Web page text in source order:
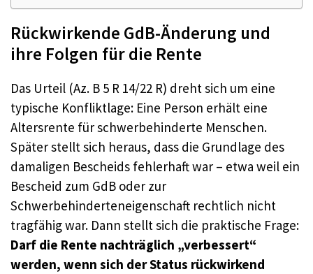
Rückwirkende GdB-Änderung und
ihre Folgen für die Rente
Das Urteil (Az. B 5 R 14/22 R) dreht sich um eine
typische Konfliktlage: Eine Person erhält eine
Altersrente für schwerbehinderte Menschen.
Später stellt sich heraus, dass die Grundlage des
damaligen Bescheids fehlerhaft war – etwa weil ein
Bescheid zum GdB oder zur
Schwerbehinderteneigenschaft rechtlich nicht
tragfähig war. Dann stellt sich die praktische Frage:
Darf die Rente nachträglich „verbessert“
werden, wenn sich der Status rückwirkend